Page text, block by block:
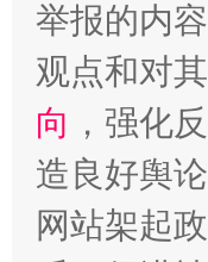
举报的内
观点和对
向 ，强化
造良好舆
网站架起